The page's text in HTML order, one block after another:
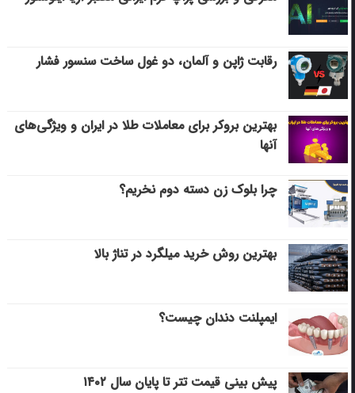
رقابت ژاپن و آلمان، دو غول ساخت سنسور فشار
بهترین بروکر برای معاملات طلا در ایران و ویژگی‌های
آنها
چرا بلوک زن دسته دوم نخریم؟
بهترین روش خرید میلگرد در تناژ بالا
ایمپلنت دندان چیست؟
پیش بینی قیمت تتر تا پایان سال ۱۴۰۲